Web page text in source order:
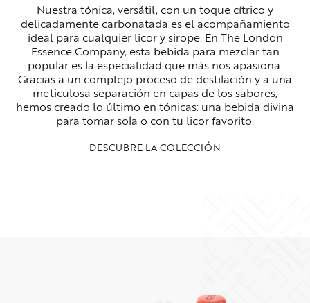
Nuestra tónica, versátil, con un toque cítrico y
delicadamente carbonatada es el acompañamiento
ideal para cualquier licor y sirope. En The London
Essence Company, esta bebida para mezclar tan
popular es la especialidad que más nos apasiona.
Gracias a un complejo proceso de destilación y a una
meticulosa separación en capas de los sabores,
hemos creado lo último en tónicas: una bebida divina
para tomar sola o con tu licor favorito.
DESCUBRE LA COLECCIÓN